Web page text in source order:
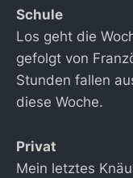
Schule
Los geht die
gefolgt von
Stunden fallen
diese Woche.
Privat
Mein letztes